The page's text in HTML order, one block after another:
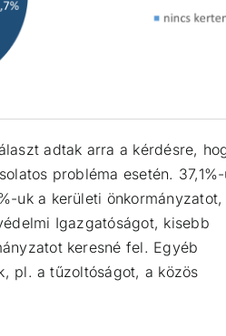
adtak arra a kérdésre,
probléma esetén.
uk a kerületi önkormányzatot,
Igazgatóságot, kisebb
keresné fel. Egyéb
pl. a tűzoltóságot, a közös